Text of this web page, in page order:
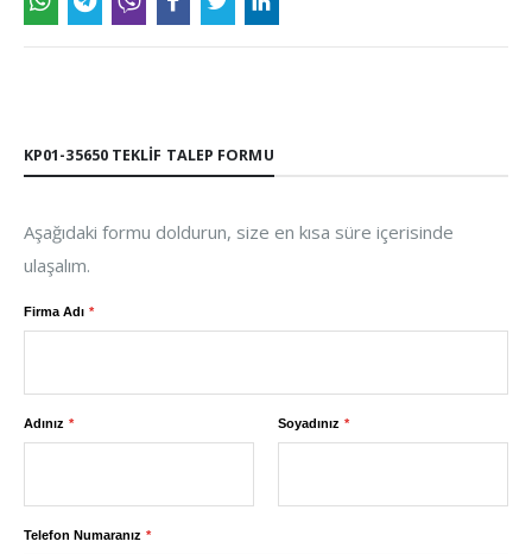
KP01-35650 TEKLIF TALEP FORMU
Aşağıdaki formu doldurun, size en kısa süre içerisinde
ulaşalım.
Firma Adı
Adınız Soyadınız
Telefon Numaranız